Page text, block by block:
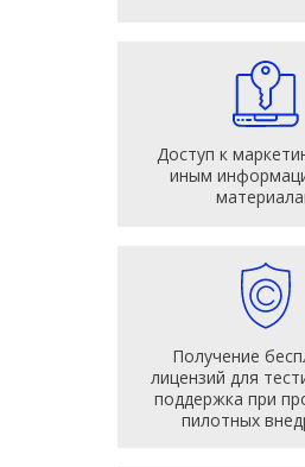
Доступ к
иным
Получение
лицензий для
поддержка при
пилотных